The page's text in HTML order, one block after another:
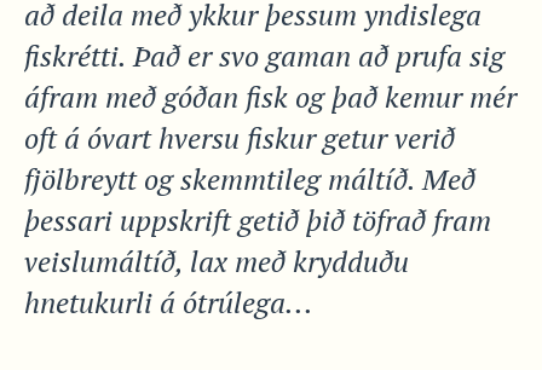
að deila með ykkur þessum yndislega
fiskrétti. Það er svo gaman að prufa sig
áfram með góðan fisk og það kemur mér
oft á óvart hversu fiskur getur verið
fjölbreytt og skemmtileg máltíð. Með
þessari uppskrift getið þið töfrað fram
veislumáltíð, lax með krydduðu
hnetukurli á ótrúlega...